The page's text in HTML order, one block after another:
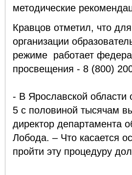
методические
Кравцов отметил, что
организации
режиме работает
просвещения - 8 (800)
- В Ярославской области
5 с половиной тысячам
директор департамента
Лобода. – Что касается
пройти эту процедуру